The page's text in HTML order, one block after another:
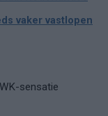
vaker vastlopen
sensatie